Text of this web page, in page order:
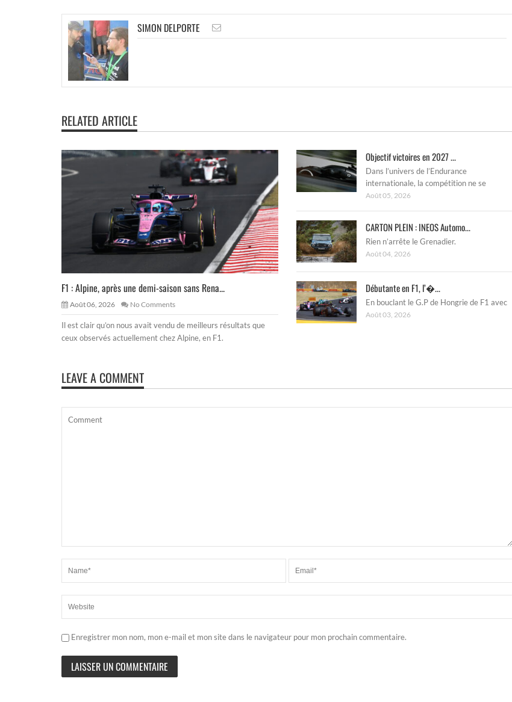
SIMON DELPORTE
RELATED ARTICLE
F1 : Alpine, après une demi-saison sans Rena...
Août 06, 2026 No Comments
Il est clair qu’on nous avait vendu de meilleurs résultats que
ceux observés actuellement chez Alpine, en F1.
Objectif victoires en 2027 ...
Dans l’univers de l’Endurance
internationale, la compétition ne se
Août 05, 2026
CARTON PLEIN : INEOS Automo...
Rien n’arrête le Grenadier.
Août 04, 2026
Débutante en F1, l’�...
En bouclant le G.P de Hongrie de F1 avec
Août 03, 2026
LEAVE A COMMENT
Enregistrer mon nom, mon e-mail et mon site dans le navigateur pour mon prochain commentaire.